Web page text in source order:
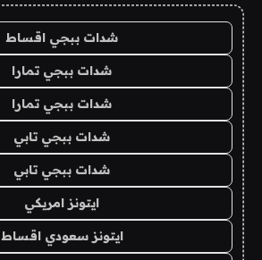
شدات ببجي اقساط
شدات ببجي تمارا
شدات ببجي تمارا
شدات ببجي تابي
شدات ببجي تابي
ايتونز امريكي
ايتونز سعودي اقساط